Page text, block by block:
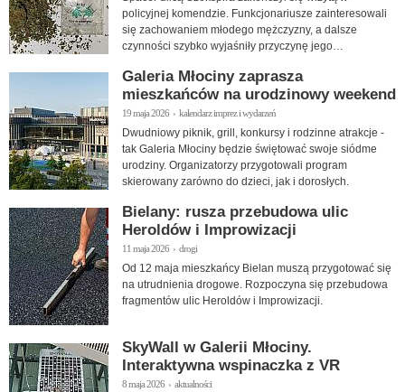
policyjnej komendzie. Funkcjonariusze zainteresowali
się zachowaniem młodego mężczyzny, a dalsze
czynności szybko wyjaśniły przyczynę jego
Galeria Młociny zaprasza
mieszkańców na urodzinowy weekend
19 maja 2026 › kalendarz imprez i wydarzeń
Dwudniowy piknik, grill, konkursy i rodzinne atrakcje -
tak Galeria Młociny będzie świętować swoje siódme
urodziny. Organizatorzy przygotowali program
skierowany zarówno do dzieci, jak i dorosłych.
Bielany: rusza przebudowa ulic
Heroldów i Improwizacji
11 maja 2026 › drogi
Od 12 maja mieszkańcy Bielan muszą przygotować się
na utrudnienia drogowe. Rozpoczyna się przebudowa
fragmentów ulic Heroldów i Improwizacji.
SkyWall w Galerii Młociny.
Interaktywna wspinaczka z VR
8 maja 2026 › aktualności